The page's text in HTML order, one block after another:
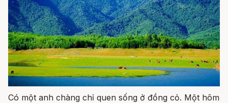
Có một anh chàng chỉ quen sống ở đồng cỏ. Một hôm